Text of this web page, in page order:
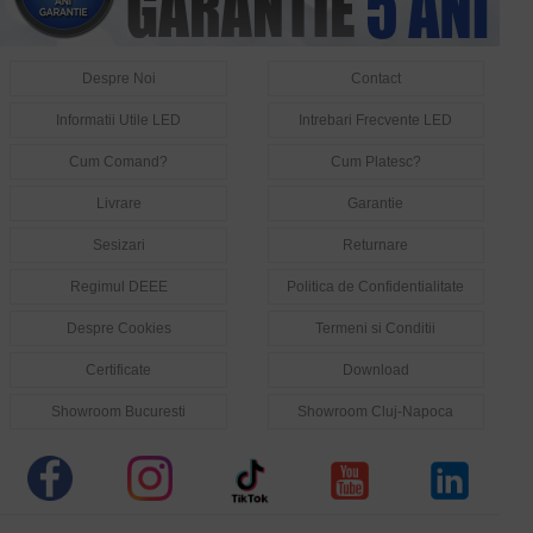
Despre Noi Contact
Informatii Utile LED Intrebari Frecvente LED
Cum Comand? Cum Platesc?
Livrare Garantie
Sesizari Returnare
Regimul DEEE Politica de Confidentialitate
Despre Cookies Termeni si Conditii
Certificate Download
Showroom Bucuresti Showroom Cluj-Napoca